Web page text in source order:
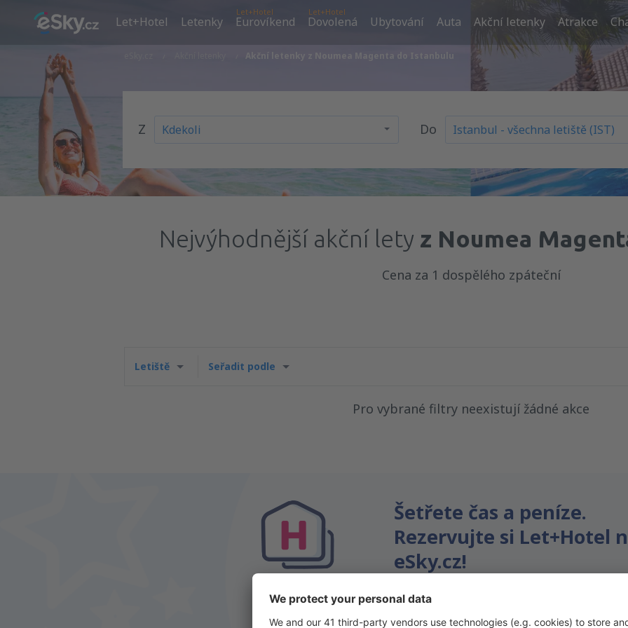
Let+Hotel Letenky
Let+Hotel
Eurovíkend
Let+Hotel
Dovolená Ubytování Auta Akční letenky Atrakce
Akční letenky z Noumea Magenta do Istanbulu
Z Do
Nejvýhodnější akční lety z Noumea
Cena za 1 dospělého zpáteční
Letiště Seřadit podle
Pro vybrané filtry neexistují žádné akce
Šetřete čas a peníze.
Rezervujte si Let+Hotel
eSky.cz!
Klikněte sem